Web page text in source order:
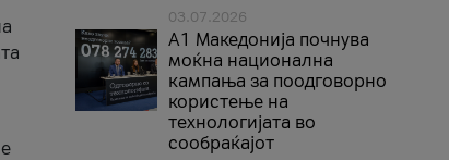
03.07.2026
A1 Македонија почнува
моќна национална
кампања за поодговорно
користење на
технологијата во
сообраќајот